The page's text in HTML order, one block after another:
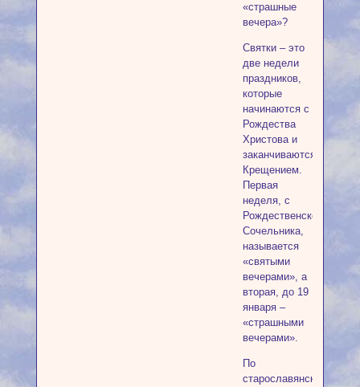
«страшные
вечера»?
Святки – это
две недели
праздников,
которые
начинаются с
Рождества
Христова и
заканчиваются
Крещением.
Первая
неделя, с
Рождественского
Сочельника,
называется
«святыми
вечерами», а
вторая, до 19
января –
«страшными
вечерами».
По
старославянским